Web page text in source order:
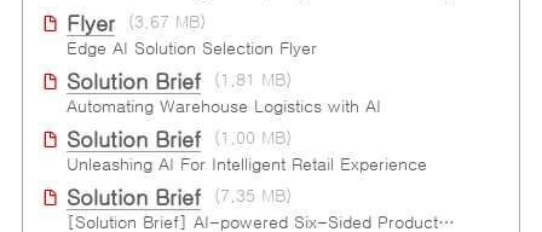
Flyer
(3.67 MB)
Edge AI Solution Selection Flyer
Solution Brief
(1.81 MB)
Automating Warehouse Logistics with AI
Solution Brief
(1.00 MB)
Unleashing AI For Intelligent Retail Experience
Solution Brief
(7.35 MB)
[Solution Brief] AI-powered Six-Sided Product Case Inspection